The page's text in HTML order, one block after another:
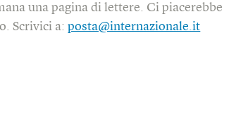
una pagina di lettere. Ci piacerebbe
Scrivici a:posta@internazionale.it